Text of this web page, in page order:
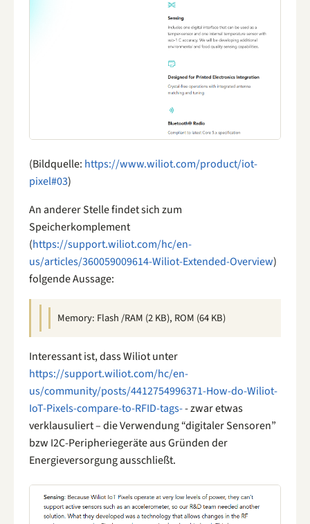
(Bildquelle: https://www.wiliot.com/product/iot-
pixel#03)
An anderer Stelle findet sich zum
Speicherkomplement
(https://support.wiliot.com/hc/en-
us/articles/360059009614-Wiliot-Extended-Overview)
folgende Aussage:
Memory: Flash /RAM (2 KB), ROM (64 KB)
Interessant ist, dass Wiliot unter
https://support.wiliot.com/hc/en-
us/community/posts/4412754996371-How-do-Wiliot-
IoT-Pixels-compare-to-RFID-tags-- zwar etwas
verklausuliert – die Verwendung “digitaler Sensoren”
bzw I2C-Peripheriegeräte aus Gründen der
Energieversorgung ausschließt.